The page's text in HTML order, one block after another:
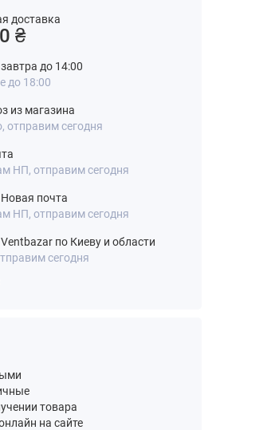
доставка
₴
до 14:00
до 18:00
из магазина
отправим сегодня
НП, отправим сегодня
почта
НП, отправим сегодня
по Киеву и области
сегодня
товара
на сайте